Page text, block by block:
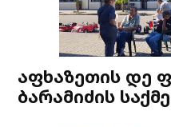
აფხაზეთის დე
ბარამიძის